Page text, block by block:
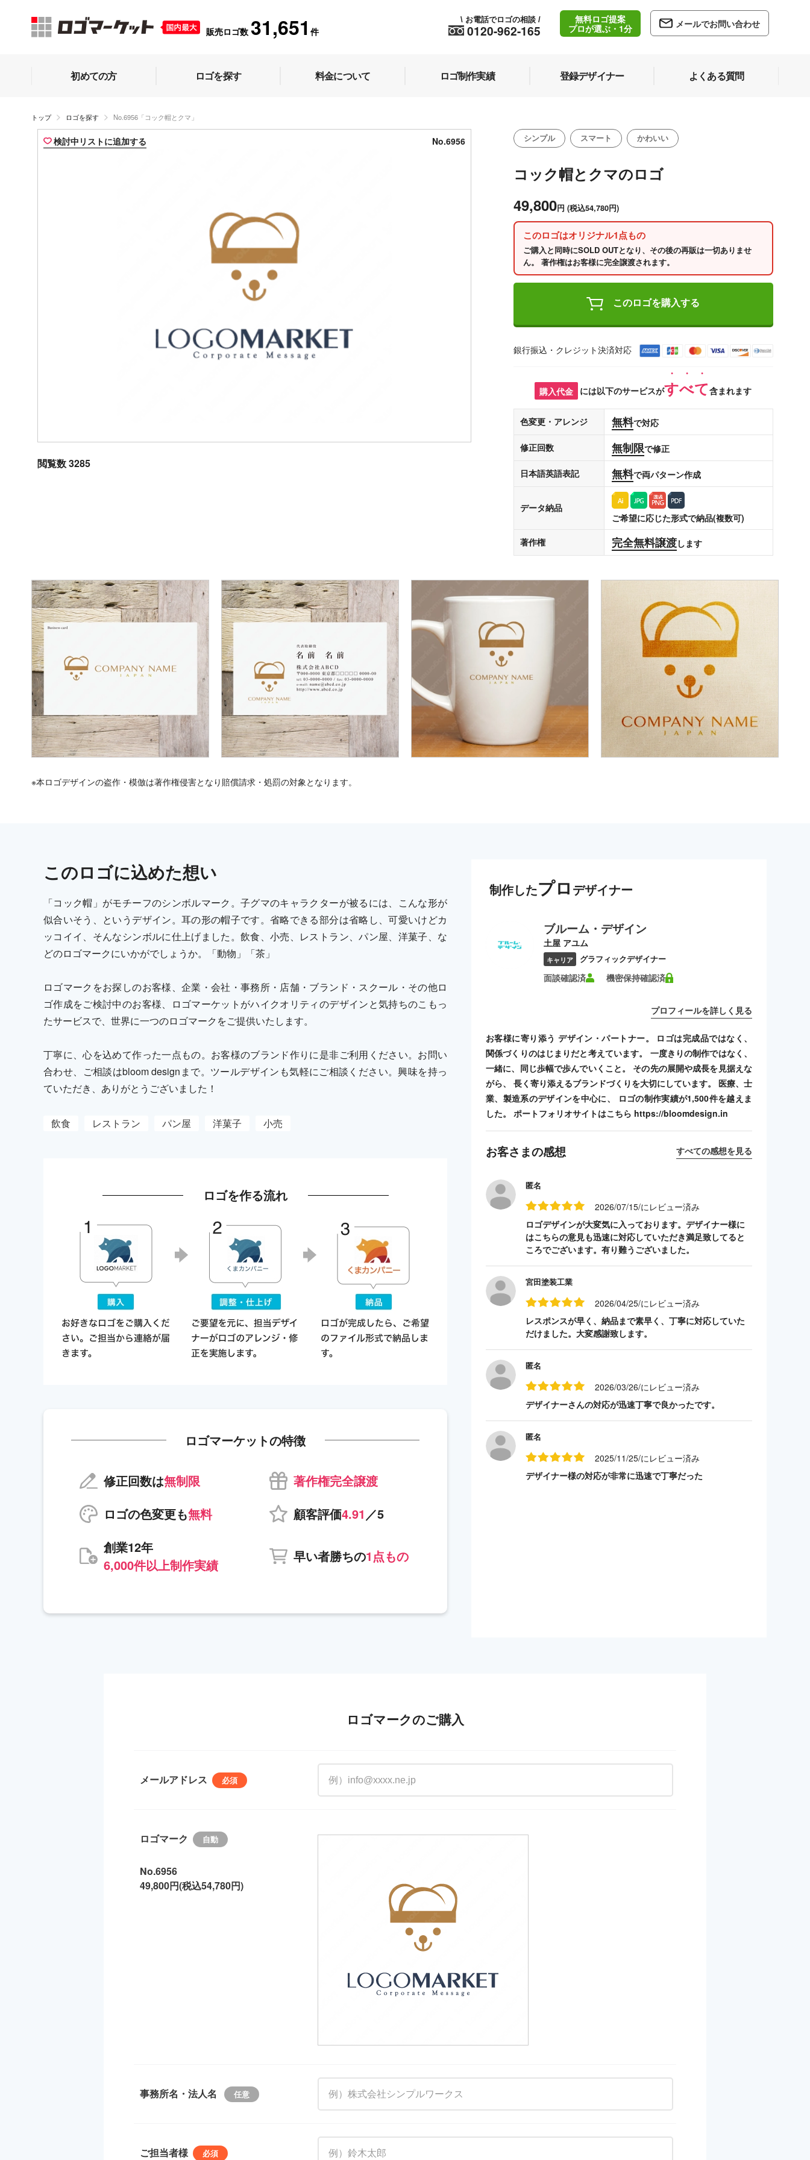
販売ロゴ数 31,651 件 0120-962-165
\ お電話でロゴの相談 /
無料ロゴ提案
プロが選ぶ・1分
メールでお問い合わせ
初めての方 ロゴを探す 料金について ロゴ制作実績 登録デザイナー よくある質問
トップ ロゴを探す No.6956「コック帽とクマ」
検討中リストに追加する No.6956
閲覧数 3285
シンプル スマート かわいい
コック帽とクマのロゴ
49,800円 (税込54,780円)
このロゴはオリジナル1点もの
ご購入と同時にSOLD OUTとなり、その後の再販は一切ありませ
ん。 著作権はお客様に完全譲渡されます。
このロゴを購入する
銀行振込・クレジット決済対応
購入代金 には以下のサービスがすべて含まれます
色変更・アレンジ 無料で対応
修正回数 無制限で修正
日本語英語表記 無料で両パターン作成
データ納品
ご希望に応じた形式で納品(複数可)
著作権
完全無料譲渡します
※本ロゴデザインの盗作・模倣は著作権侵害となり賠償請求・処罰の対象となります。
このロゴに込めた想い
「コック帽」がモチーフのシンボルマーク。子グマのキャラクターが被るには、こんな形が
似合いそう、というデザイン。耳の形の帽子です。省略できる部分は省略し、可愛いけどカ
ッコイイ、そんなシンボルに仕上げました。飲食、小売、レストラン、パン屋、洋菓子、な
どのロゴマークにいかがでしょうか。「動物」「茶」
ロゴマークをお探しのお客様、企業・会社・事務所・店舗・ブランド・スクール・その他ロ
ゴ作成をご検討中のお客様、ロゴマーケットがハイクオリティのデザインと気持ちのこもっ
たサービスで、世界に一つのロゴマークをご提供いたします。
丁寧に、心を込めて作った一点もの。お客様のブランド作りに是非ご利用ください。お問い
合わせ、ご相談はbloom designまで。ツールデザインも気軽にご相談ください。興味を持っ
ていただき、ありがとうございました！
飲食 レストラン パン屋 洋菓子 小売
ロゴを作る流れ
ロゴマーケットの特徴
修正回数は無制限
著作権完全譲渡
ロゴの色変更も無料 顧客評価4.91 ／5
創業12年
6,000件以上制作実績
早い者勝ちの1点もの
制作したプロ デザイナー
ブルーム・デザイン
土屋 アユム
キャリア グラフィックデザイナー
面談確認済 機密保持確認済
プロフィールを詳しく見る
お客様に寄り添う デザイン・パートナー。 ロゴは完成品ではなく、
関係づくりのはじまりだと考えています。 一度きりの制作ではなく、
一緒に、同じ歩幅で歩んでいくこと。 その先の展開や成長を見据えな
がら、 長く寄り添えるブランドづくりを大切にしています。 医療、士
業、製造系のデザインを中心に、 ロゴの制作実績が1,500件を越えま
した。 ポートフォリオサイトはこちら https://bloomdesign.in
お客さまの感想 すべての感想を見る
匿名
2026/07/15/にレビュー済み
ロゴデザインが大変気に入っております。デザイナー様に
はこちらの意見も迅速に対応していただき満足致してると
ころでございます。有り難うございました。
宮田塗装工業
2026/04/25/にレビュー済み
レスポンスが早く、納品まで素早く、丁寧に対応していた
だけました。大変感謝致します。
匿名
2026/03/26/にレビュー済み
デザイナーさんの対応が迅速丁寧で良かったです。
匿名
2025/11/25/にレビュー済み
デザイナー様の対応が非常に迅速で丁寧だった
ロゴマークのご購入
メールアドレス
ロゴマーク
No.6956
49,800円(税込54,780円)
事務所名・法人名
ご担当者様